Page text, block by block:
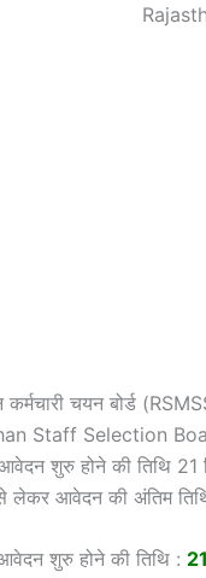
कर्मचारी चयन बोर्ड
Staff Selection
शुरु होने की तिथि 21
लेकर आवेदन की अंतिम
शुरु होने की तिथि :